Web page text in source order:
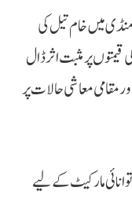
میں خام تیل کی
پر مثبت اثر ڈال
مقامی معاشی حالات پر
مارکیٹ کے لیے